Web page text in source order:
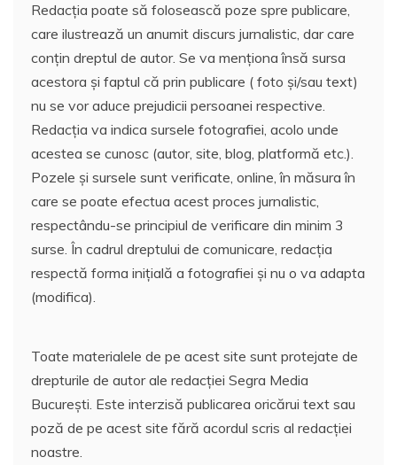
Redacția poate să folosească poze spre publicare,
care ilustrează un anumit discurs jurnalistic, dar care
conțin dreptul de autor. Se va menționa însă sursa
acestora și faptul că prin publicare ( foto și/sau text)
nu se vor aduce prejudicii persoanei respective.
Redacția va indica sursele fotografiei, acolo unde
acestea se cunosc (autor, site, blog, platformă etc.).
Pozele și sursele sunt verificate, online, în măsura în
care se poate efectua acest proces jurnalistic,
respectându-se principiul de verificare din minim 3
surse. În cadrul dreptului de comunicare, redacția
respectă forma inițială a fotografiei și nu o va adapta
(modifica).
Toate materialele de pe acest site sunt protejate de
drepturile de autor ale redacției Segra Media
București. Este interzisă publicarea oricărui text sau
poză de pe acest site fără acordul scris al redacției
noastre.